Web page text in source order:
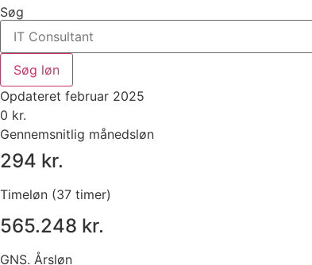
Søg
Søg løn
Opdateret februar 2025
0 kr.
Gennemsnitlig månedsløn
294 kr.
Timeløn (37 timer)
565.248 kr.
GNS. Årsløn